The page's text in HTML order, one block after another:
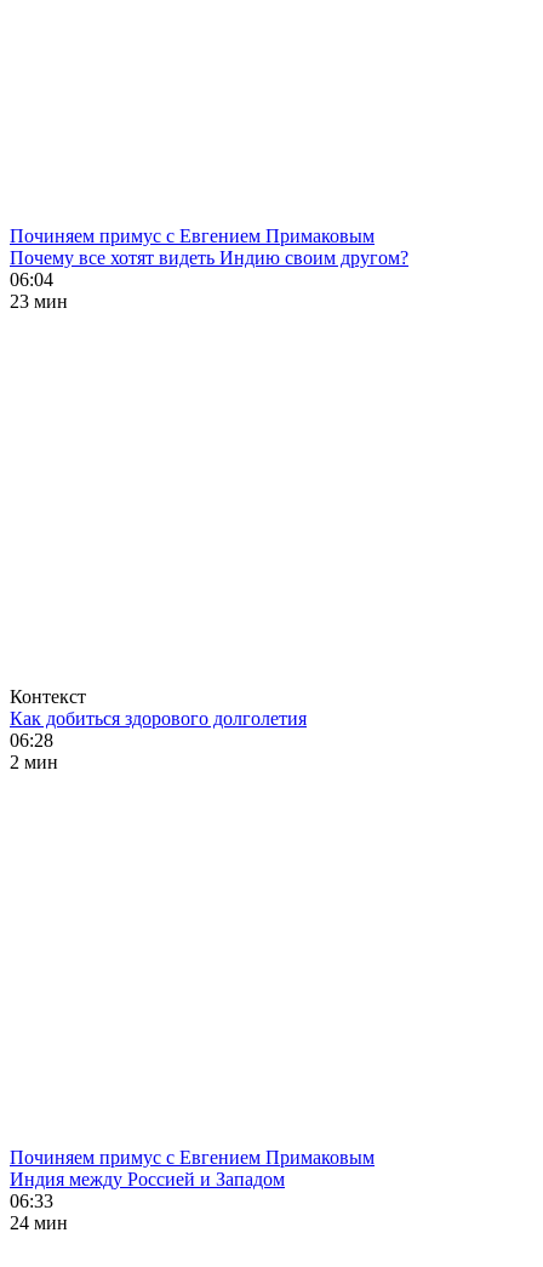
Починяем примус с Евгением Примаковым
Почему все хотят видеть Индию своим другом?
06:04
23 мин
Контекст
Как добиться здорового долголетия
06:28
2 мин
Починяем примус с Евгением Примаковым
Индия между Россией и Западом
06:33
24 мин